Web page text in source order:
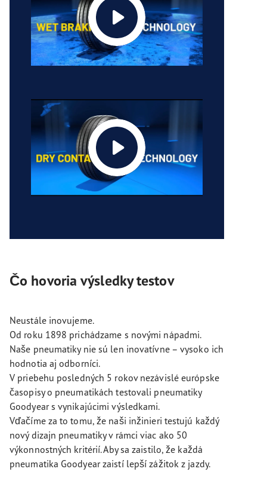
Čo hovoria výsledky testov
Neustále inovujeme.
Od roku 1898 prichádzame s novými nápadmi.
Naše pneumatiky nie sú len inovatívne – vysoko ich
hodnotia aj odborníci.
V priebehu posledných 5 rokov nezávislé európske
časopisy o pneumatikách testovali pneumatiky
Goodyear s vynikajúcimi výsledkami.
Vďačíme za to tomu, že naši inžinieri testujú každý
nový dizajn pneumatiky v rámci viac ako 50
výkonnostných kritérií. Aby sa zaistilo, že každá
pneumatika Goodyear zaistí lepší zážitok z jazdy.